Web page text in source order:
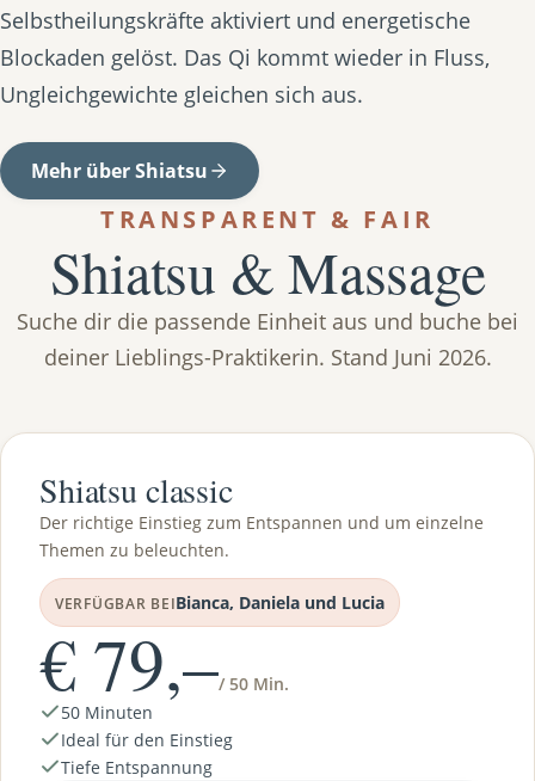
Selbstheilungskräfte aktiviert und energetische
Blockaden gelöst. Das Qi kommt wieder in Fluss,
Ungleichgewichte gleichen sich aus.
Mehr über Shiatsu
TRANSPARENT & FAIR
Shiatsu & Massage
Suche dir die passende Einheit aus und buche bei
deiner Lieblings-Praktikerin. Stand Juni 2026.
Shiatsu classic
Der richtige Einstieg zum Entspannen und um einzelne
Themen zu beleuchten.
VERFÜGBAR BEIBianca, Daniela und Lucia
€ 79,–/ 50 Min.
50 Minuten
Ideal für den Einstieg
Tiefe Entspannung